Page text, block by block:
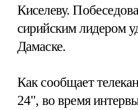
Киселеву.
сирийским лидером
Дамаске.
Как сообщает
24", во время